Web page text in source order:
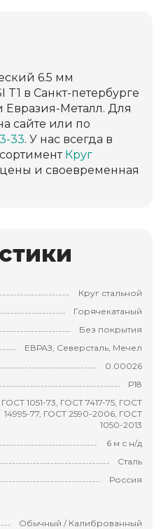
6.5 мм
T1 в Санкт-петербурге
Металл. Для
сайте или по
33. У нас всегда в
Круг
и своевременная
Круг стальной
Горячекатаный
Без покрытия
ЕВРАЗ, Северсталь, Мечел
0.00026
Р18
ГОСТ 1051-73, ГОСТ 7417-75, ГОСТ
14995-77, ГОСТ 2590-2006, ГОСТ
1050-2013
6 м с н/д
Сталь
Россия
Обычный / Калиброванный